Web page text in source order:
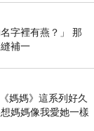
字裡有燕？」 那
補一
媽媽》這系列好久
媽媽像我愛她一樣